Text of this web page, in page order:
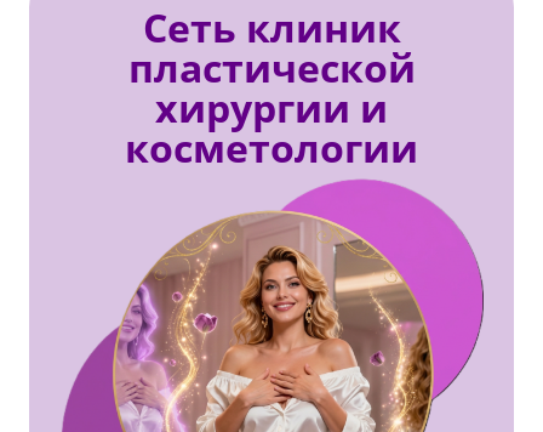
Сеть клиник
пластической
хирургии и
косметологии